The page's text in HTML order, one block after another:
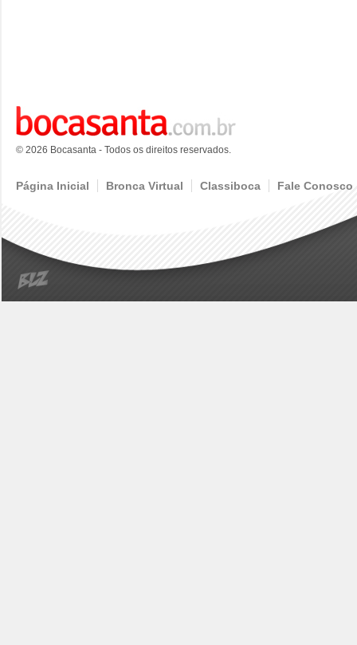
© 2026 Bocasanta - Todos os direitos reservados.
Página Inicial Bronca Virtual Classiboca Fale Conosco